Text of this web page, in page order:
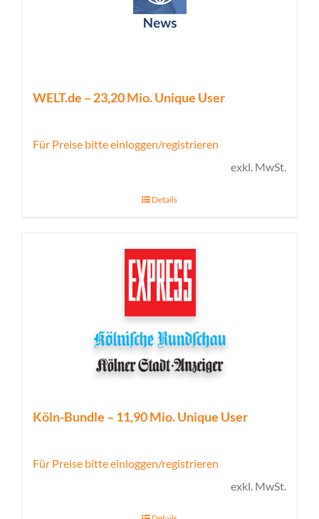
WELT.de – 23,20 Mio. Unique User
Für Preise bitte einloggen/registrieren
exkl. MwSt.
Details
Köln-Bundle – 11,90 Mio. Unique User
Für Preise bitte einloggen/registrieren
exkl. MwSt.